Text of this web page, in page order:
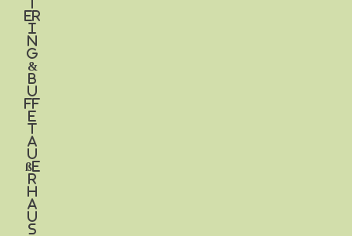
t
er
i
n
g
&
B
u
ff
e
t
a
u
ße
r
H
a
u
s